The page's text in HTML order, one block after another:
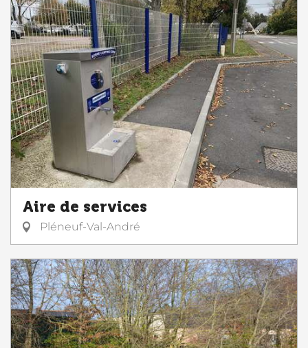
Aire de services
Pléneuf-Val-André